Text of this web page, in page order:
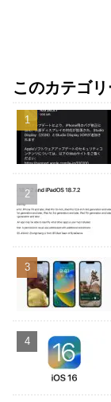
このカテゴ